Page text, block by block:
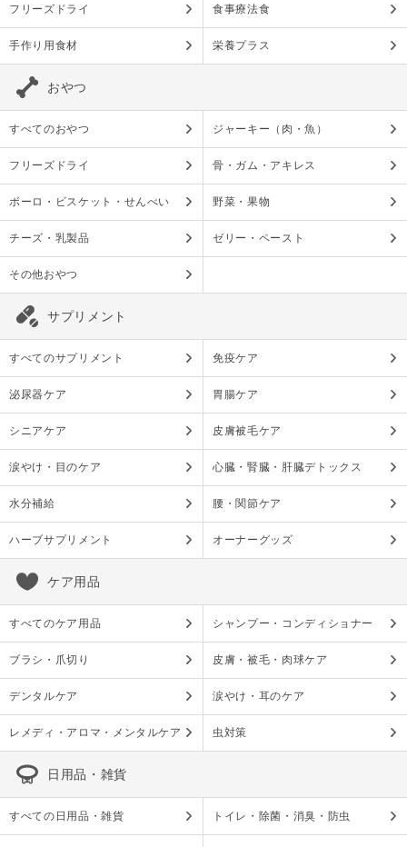
フリーズドライ 食事療法食
手作り用食材 栄養プラス
おやつ
すべてのおやつ ジャーキー（肉・魚）
フリーズドライ 骨・ガム・アキレス
ボーロ・ビスケット・せんべい 野菜・果物
チーズ・乳製品 ゼリー・ペースト
その他おやつ
サプリメント
すべてのサプリメント 免疫ケア
泌尿器ケア 胃腸ケア
シニアケア 皮膚被毛ケア
涙やけ・目のケア 心臓・腎臓・肝臓デトックス
水分補給 腰・関節ケア
ハーブサプリメント オーナーグッズ
ケア用品
すべてのケア用品 シャンプー・コンディショナー
ブラシ・爪切り 皮膚・被毛・肉球ケア
デンタルケア 涙やけ・耳のケア
レメディ・アロマ・メンタルケア 虫対策
日用品・雑貨
すべての日用品・雑貨 トイレ・除菌・消臭・防虫